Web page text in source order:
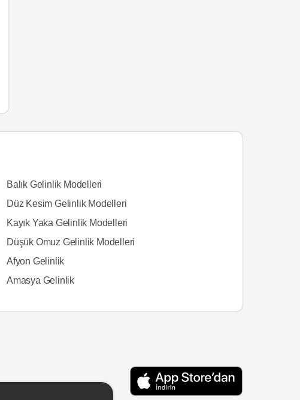
Balık Gelinlik Modelleri
Düz Kesim Gelinlik Modelleri
Kayık Yaka Gelinlik Modelleri
Düşük Omuz Gelinlik Modelleri
Afyon Gelinlik
Amasya Gelinlik